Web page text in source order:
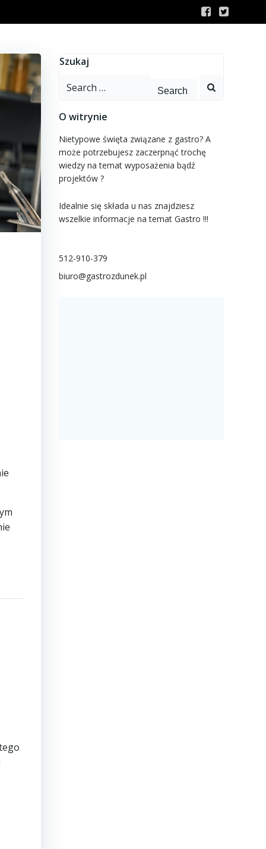
Szukaj
Search
O witrynie
Nietypowe święta związane z gastro? A
może potrzebujesz zaczerpnąć trochę
wiedzy na temat wyposażenia bądź
projektów ?
Idealnie się składa u nas znajdziesz
wszelkie informacje na temat Gastro !!!
512-910-379
biuro@gastrozdunek.pl